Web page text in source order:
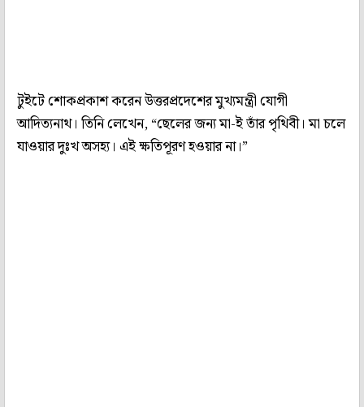
টুইটে শোকপ্রকাশ করেন উত্তরপ্রদেশের মুখ্যমন্ত্রী যোগী
আদিত্যনাথ। তিনি লেখেন, “ছেলের জন্য মা-ই তাঁর পৃথিবী। মা চলে
যাওয়ার দুঃখ অসহ্য। এই ক্ষতিপূরণ হওয়ার না।”